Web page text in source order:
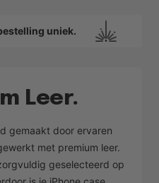
uniek.
Leer.
gemaakt door ervaren
met premium leer.
geselecteerd op